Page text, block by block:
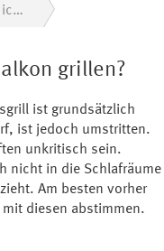
Darf ich auf meinem Balkon grillen?
grillen?
ist grundsätzlich
ist jedoch umstritten.
unkritisch sein.
nicht in die Schlafräume
Am besten vorher
diesen abstimmen.